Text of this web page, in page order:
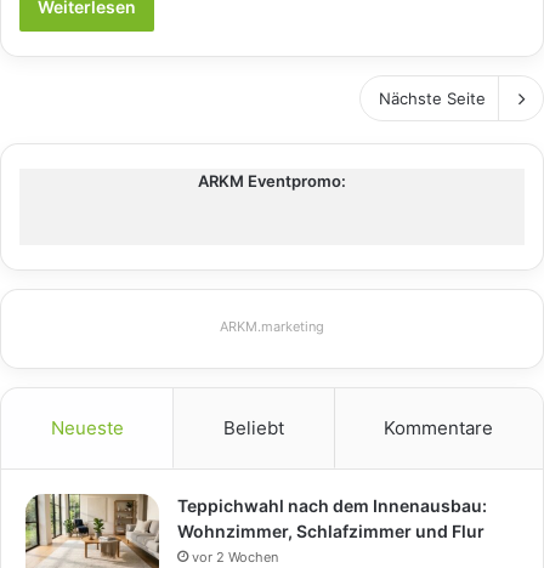
Weiterlesen
Nächste Seite
ARKM Eventpromo:
ARKM.marketing
Neueste Beliebt Kommentare
Teppichwahl nach dem Innenausbau:
Wohnzimmer, Schlafzimmer und Flur
vor 2 Wochen